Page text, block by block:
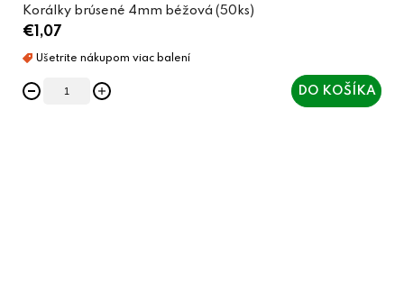
Korálky brúsené 4mm béžová (50ks)
€1,07
DO KOŠÍKA